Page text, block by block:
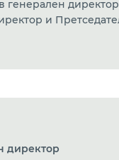
генерален
и
директор